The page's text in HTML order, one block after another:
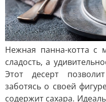
Нежная панна-котта с
сладость, а
Этот десерт
заботясь о своей
содержит сахара.